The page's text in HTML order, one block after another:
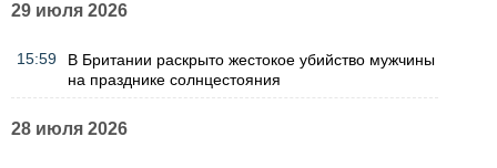
29 июля 2026
15:59
В Британии раскрыто жестокое убийство мужчины
на празднике солнцестояния
28 июля 2026